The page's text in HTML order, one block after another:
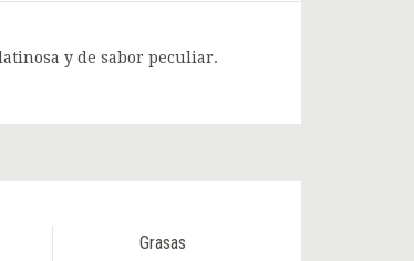
y de sabor peculiar.
Grasas